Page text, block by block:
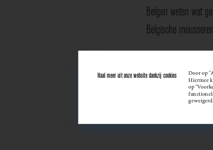
Belgen weten wat
Belgische
Haal meer uit onze website dankzij cookies Door op
Hiermee
op
geweigerd.